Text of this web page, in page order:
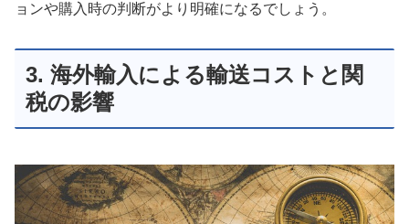
ョンや購入時の判断がより明確になるでしょう。
3. 海外輸入による輸送コストと関
税の影響